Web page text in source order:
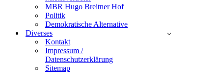
MBR Hugo Breitner Hof
Politik
Demokratische Alternative
Diverses
Kontakt
Impressum /
Datenschutzerklärung
Sitemap